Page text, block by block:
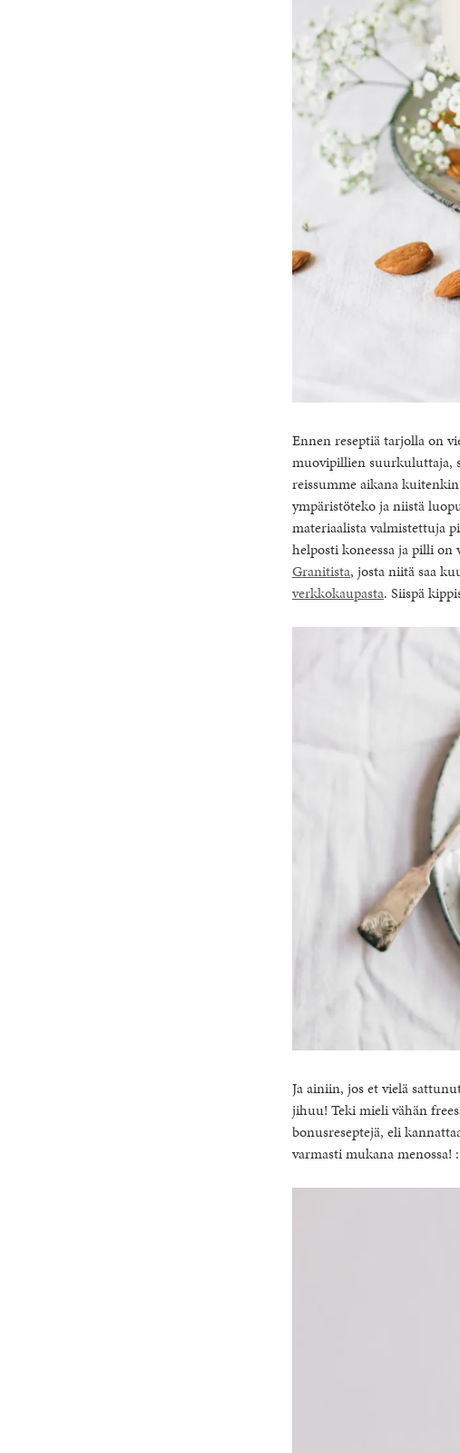
Ennen reseptiä tarjolla on
muovipillien suurkuluttaja,
reissumme aikana
ympäristöteko ja niistä
materiaalista valmistettuja
helposti koneessa ja pilli
Granitista, josta niitä saa
verkkokaupasta. Siispä
Ja ainiin, jos et vielä
jihuu! Teki mieli vähän
bonusreseptejä, eli
varmasti mukana menossa!